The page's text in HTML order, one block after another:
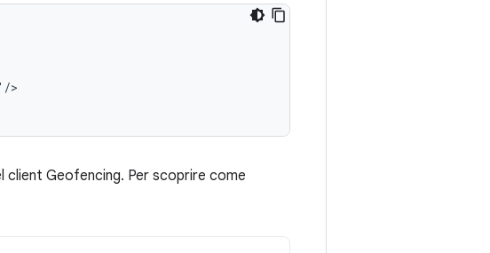
>
client Geofencing. Per scoprire come